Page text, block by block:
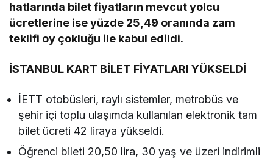
hatlarında bilet fiyatların mevcut yolcu
ücretlerine ise yüzde 25,49 oranında zam
teklifi oy çokluğu ile kabul edildi.
İSTANBUL KART BİLET FİYATLARI YÜKSELDİ
İETT otobüsleri, raylı sistemler, metrobüs ve
şehir içi toplu ulaşımda kullanılan elektronik tam
bilet ücreti 42 liraya yükseldi.
Öğrenci bileti 20,50 lira, 30 yaş ve üzeri indirimli